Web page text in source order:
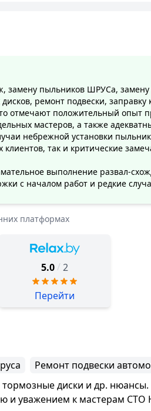
замену пыльников ШРУСа,
ремонт подвески,
отмечают положительный
мастеров, а также
небрежной установки
так и критические
выполнение развал-
с началом работ и редкие
платформах
5.0 / 2
Перейти
Ремонт подвески
диски и др.
и уважением к мастерам